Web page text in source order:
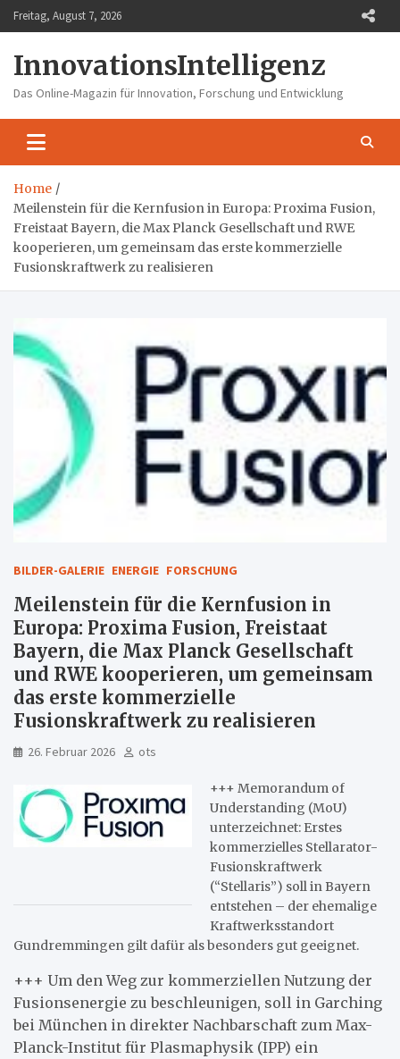
Skip
to
Freitag, August 7, 2026
InnovationsIntelligenz
Das Online-Magazin für Innovation, Forschung und Entwicklung
Home
Meilenstein für die Kernfusion in Europa: Proxima Fusion,
Freistaat Bayern, die Max Planck Gesellschaft und RWE
kooperieren, um gemeinsam das erste kommerzielle
Fusionskraftwerk zu realisieren
BILDER-GALERIE ENERGIE FORSCHUNG
Meilenstein für die Kernfusion in
Europa: Proxima Fusion, Freistaat
Bayern, die Max Planck Gesellschaft
und RWE kooperieren, um gemeinsam
das erste kommerzielle
Fusionskraftwerk zu realisieren
26. Februar 2026 ots
+++ Memorandum of
Understanding (MoU)
unterzeichnet: Erstes
kommerzielles Stellarator-
Fusionskraftwerk
(“Stellaris”) soll in Bayern
entstehen – der ehemalige
Kraftwerksstandort
Gundremmingen gilt dafür als besonders gut geeignet.
+++ Um den Weg zur kommerziellen Nutzung der
Fusionsenergie zu beschleunigen, soll in Garching
bei München in direkter Nachbarschaft zum Max-
Planck-Institut für Plasmaphysik (IPP) ein